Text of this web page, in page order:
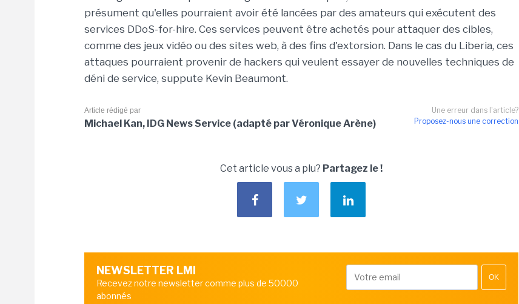
présument qu'elles pourraient avoir été lancées par des amateurs qui exécutent des
services DDoS-for-hire. Ces services peuvent être achetés pour attaquer des cibles,
comme des jeux vidéo ou des sites web, à des fins d'extorsion. Dans le cas du Liberia, ces
attaques pourraient provenir de hackers qui veulent essayer de nouvelles techniques de
déni de service, suppute Kevin Beaumont.
Une erreur dans l'article?
Proposez-nous une correction
Article rédigé par
Michael Kan, IDG News Service (adapté par Véronique Arène)
Cet article vous a plu? Partagez le !
NEWSLETTER LMI
Recevez notre newsletter comme plus de 50000
abonnés
OK